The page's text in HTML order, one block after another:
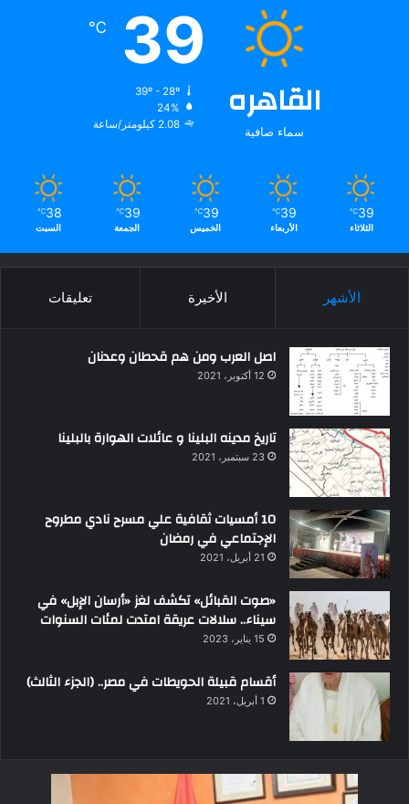
القاهره
سماء صافية
39
℃
39º - 28º
24%
2.08 كيلومتر/ساعة
39
℃
الثلاثاء
39
℃
الأربعاء
39
℃
الخميس
39
℃
الجمعة
38
℃
السبت
الأشهر الأخيرة تعليقات
اصل العرب ومن هم قحطان وعدنان
12 أكتوبر، 2021
تاريخ مدينه البلينا و عائلات الهوارة بالبلينا
23 سبتمبر، 2021
10 أمسيات ثقافية علي مسرح نادي مطروح
الإجتماعي في رمضان
21 أبريل، 2021
«صوت القبائل» تكشف لغز «أرسان الإبل» في
سيناء.. سلالات عريقة امتدت لمئات السنوات
15 يناير، 2023
أقسام قبيلة الحويطات في مصر.. (الجزء الثالث)
1 أبريل، 2021